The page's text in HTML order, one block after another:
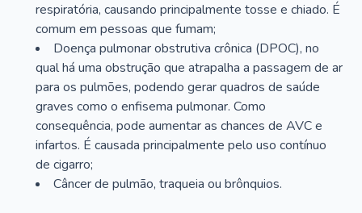
respiratória, causando principalmente tosse e chiado. É
comum em pessoas que fumam;
Doença pulmonar obstrutiva crônica (DPOC), no
qual há uma obstrução que atrapalha a passagem de ar
para os pulmões, podendo gerar quadros de saúde
graves como o enfisema pulmonar. Como
consequência, pode aumentar as chances de AVC e
infartos. É causada principalmente pelo uso contínuo
de cigarro;
Câncer de pulmão, traqueia ou brônquios.